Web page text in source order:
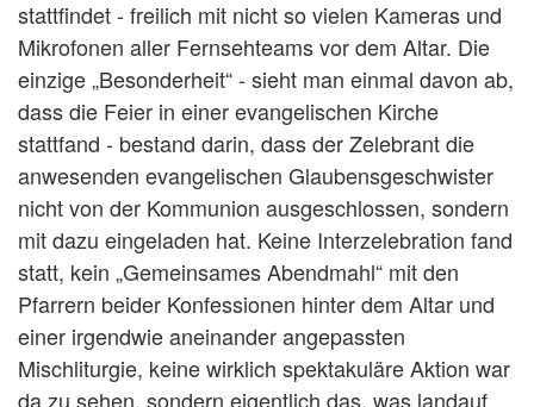
stattfindet - freilich mit nicht so vielen Kameras und
Mikrofonen aller Fernsehteams vor dem Altar. Die
einzige „Besonderheit“ - sieht man einmal davon ab,
dass die Feier in einer evangelischen Kirche
stattfand - bestand darin, dass der Zelebrant die
anwesenden evangelischen Glaubensgeschwister
nicht von der Kommunion ausgeschlossen, sondern
mit dazu eingeladen hat. Keine Interzelebration fand
statt, kein „Gemeinsames Abendmahl“ mit den
Pfarrern beider Konfessionen hinter dem Altar und
einer irgendwie aneinander angepassten
Mischliturgie, keine wirklich spektakuläre Aktion war
da zu sehen, sondern eigentlich das, was landauf